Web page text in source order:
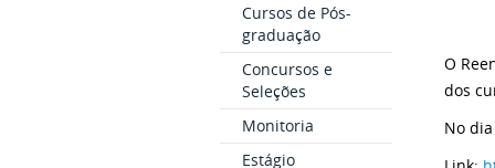
Cursos de Pós-
graduação
Concursos e
Seleções
Monitoria
Estágio
O
dos
No